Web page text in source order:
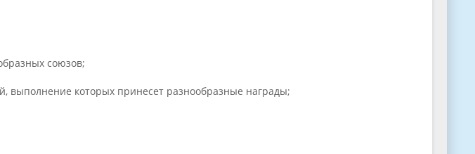
союзов;
выполнение которых принесет разнообразные награды;